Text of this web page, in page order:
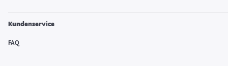
Kundenservice
FAQ